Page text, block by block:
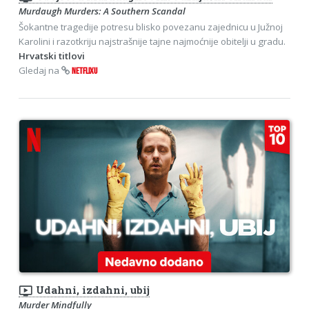
Murdaugh Murders: A Southern Scandal
Šokantne tragedije potresu blisko povezanu zajednicu u Južnoj
Karolini i razotkriju najstrašnije tajne najmoćnije obitelji u gradu.
Hrvatski titlovi
Gledaj na
NETFLIXU
ondemand_video Udahni, izdahni, ubij
Murder Mindfully